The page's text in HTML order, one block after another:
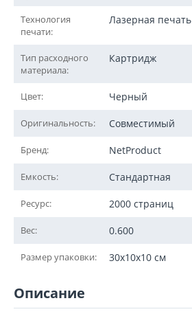
Технология
печати:
Лазерная печать
Тип расходного
материала:
Картридж
Цвет: Черный
Оригинальность: Совместимый
Бренд: NetProduct
Емкость: Стандартная
Ресурс: 2000 страниц
Вес: 0.600
Размер упаковки: 30x10x10 см
Описание